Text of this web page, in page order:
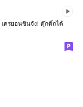
เครยอนชินจัง! ดุ๊กดิ๊กได้